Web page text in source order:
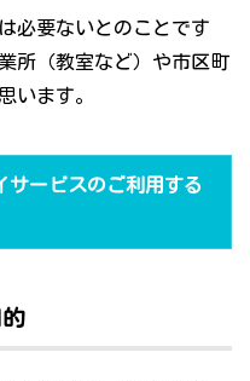
必要ないとのことです
所（教室など）や市区町
います。
サービスのご利用する